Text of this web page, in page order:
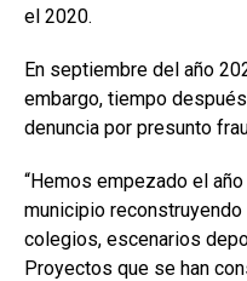
el 2020.
En septiembre del año
embargo, tiempo
denuncia por presunto
“Hemos empezado el
municipio
colegios, escenarios
Proyectos que se han